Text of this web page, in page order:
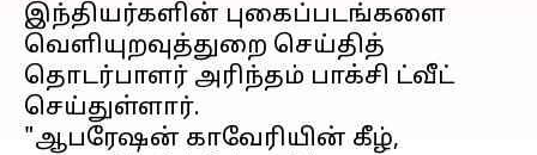
இந்தியர்களின் புகைப்படங்களை
வெளியுறவுத்துறை செய்தித்
தொடர்பாளர் அரிந்தம் பாக்சி ட்வீட்
செய்துள்ளார்.
"ஆபரேஷன் காவேரியின் கீழ்,